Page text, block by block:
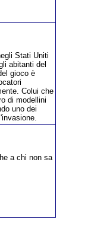
Stati Uniti
abitanti del
gioco è
Colui che
di modellini
uno dei
a chi non sa